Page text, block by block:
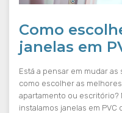
Como
janelas em
Está a pensar em mudar
como escolher as melhores
apartamento ou escritório?
instalamos janelas em